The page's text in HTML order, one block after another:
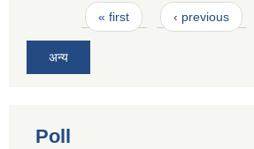
Pages« first ‹ previous
अन्य
Poll